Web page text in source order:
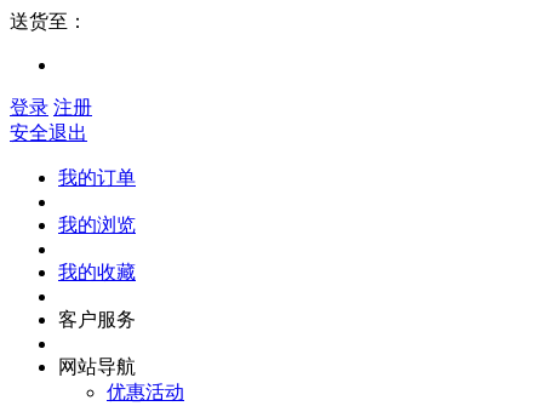
送货至：
登录 注册
安全退出
我的订单
我的浏览
我的收藏
客户服务
网站导航
优惠活动